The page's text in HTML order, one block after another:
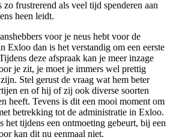
frustrerend als veel tijd spenderen aan
heen leidt.
voor je neus hebt voor de
Exloo dan is het verstandig om een eerste
deze afspraak kan je meer inzage
je zit, je moet je immers wel prettig
Stel gerust de vraag wat hem beter
en of hij of zij ook diverse soorten
heeft. Tevens is dit een mooi moment om
betrekking tot de administratie in Exloo.
het tijdens een ontmoeting gebeurt, bij een
kan dit nu eenmaal niet.